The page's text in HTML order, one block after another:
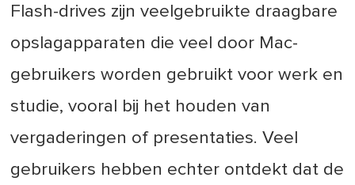
Flash-drives zijn veelgebruikte draagbare
opslagapparaten die veel door Mac-
gebruikers worden gebruikt voor werk en
studie, vooral bij het houden van
vergaderingen of presentaties. Veel
gebruikers hebben echter ontdekt dat de